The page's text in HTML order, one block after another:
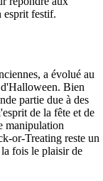
esprit festif.
a évolué au
Bien
partie due à des
de la fête et de
manipulation
or-Treating reste un
fois le plaisir de